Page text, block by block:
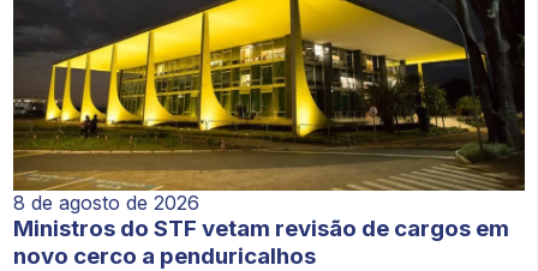
8 de agosto de 2026
Ministros do STF vetam revisão de cargos em
novo cerco a penduricalhos